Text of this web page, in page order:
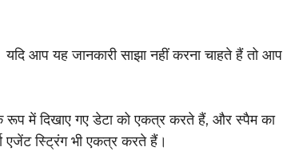
आप यह जानकारी साझा नहीं करना चाहते हैं तो आप
के रूप में दिखाए गए डेटा को एकत्र करते हैं, और स्पैम का
एजेंट स्ट्रिंग भी एकत्र करते हैं।